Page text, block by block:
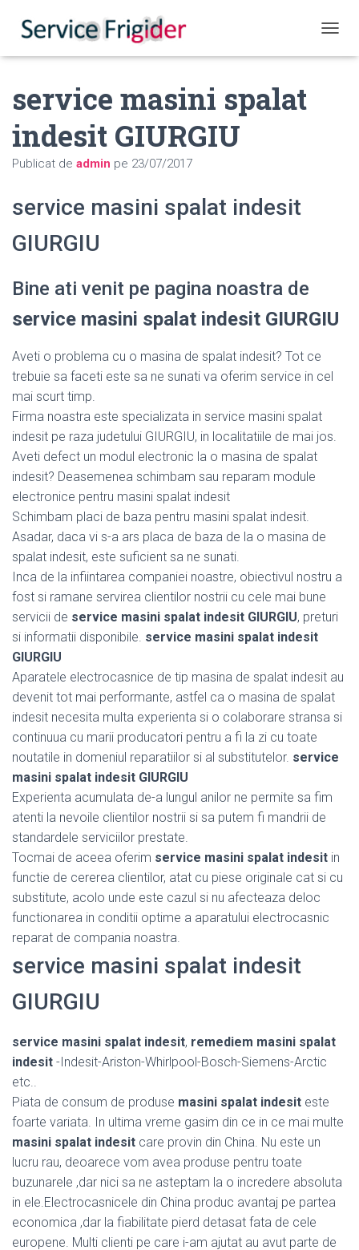
service masini spalat
indesit GIURGIU
Publicat de admin pe 23/07/2017
service masini spalat indesit
GIURGIU
Bine ati venit pe pagina noastra de
service masini spalat indesit GIURGIU
Aveti o problema cu o masina de spalat indesit? Tot ce
trebuie sa faceti este sa ne sunati va oferim service in cel
mai scurt timp.
Firma noastra este specializata in service masini spalat
indesit pe raza judetului GIURGIU, in localitatiile de mai jos.
Aveti defect un modul electronic la o masina de spalat
indesit? Deasemenea schimbam sau reparam module
electronice pentru masini spalat indesit
Schimbam placi de baza pentru masini spalat indesit.
Asadar, daca vi s-a ars placa de baza de la o masina de
spalat indesit, este suficient sa ne sunati.
Inca de la infiintarea companiei noastre, obiectivul nostru a
fost si ramane servirea clientilor nostrii cu cele mai bune
servicii de service masini spalat indesit GIURGIU, preturi
si informatii disponibile. service masini spalat indesit
GIURGIU
Aparatele electrocasnice de tip masina de spalat indesit au
devenit tot mai performante, astfel ca o masina de spalat
indesit necesita multa experienta si o colaborare stransa si
continuua cu marii producatori pentru a fi la zi cu toate
noutatile in domeniul reparatiilor si al substitutelor. service
masini spalat indesit GIURGIU
Experienta acumulata de-a lungul anilor ne permite sa fim
atenti la nevoile clientilor nostrii si sa putem fi mandrii de
standardele serviciilor prestate.
Tocmai de aceea oferim service masini spalat indesit in
functie de cererea clientilor, atat cu piese originale cat si cu
substitute, acolo unde este cazul si nu afecteaza deloc
functionarea in conditii optime a aparatului electrocasnic
reparat de compania noastra.
service masini spalat indesit
GIURGIU
service masini spalat indesit, remediem masini spalat
indesit -Indesit-Ariston-Whirlpool-Bosch-Siemens-Arctic
etc..
Piata de consum de produse masini spalat indesit este
foarte variata. In ultima vreme gasim din ce in ce mai multe
masini spalat indesit care provin din China. Nu este un
lucru rau, deoarece vom avea produse pentru toate
buzunarele ,dar nici sa ne asteptam la o incredere absoluta
in ele.Electrocasnicele din China produc avantaj pe partea
economica ,dar la fiabilitate pierd detasat fata de cele
europene. Multi clienti pe care i-am ajutat au avut parte de